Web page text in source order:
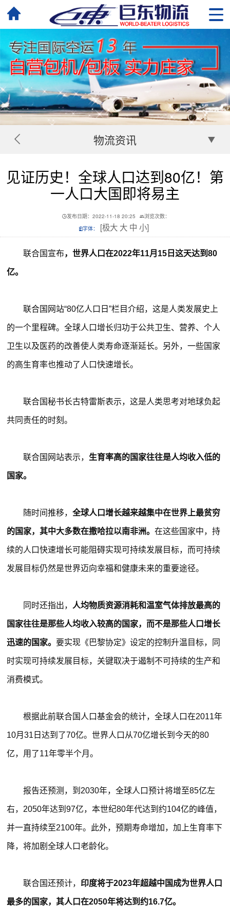
物流资讯
见证历史！全球人口达到80亿！第
一人口大国即将易主
发布日期：2022-11-18 20:25
浏览次数：
字体：
[极大 大 中 小]
联合国宣布，世界人口在2022年11月15日这天达到80
亿。
联合国网站“80亿人口日”栏目介绍，这是人类发展史上
的一个里程碑。全球人口增长归功于公共卫生、营养、个人
卫生以及医药的改善使人类寿命逐渐延长。另外，一些国家
的高生育率也推动了人口快速增长。
联合国秘书长古特雷斯表示，这是人类思考对地球负起
共同责任的时刻。
联合国网站表示，生育率高的国家往往是人均收入低的
国家。
随时间推移，全球人口增长越来越集中在世界上最贫穷
的国家，其中大多数在撒哈拉以南非洲。在这些国家中，持
续的人口快速增长可能阻碍实现可持续发展目标，而可持续
发展目标仍然是世界迈向幸福和健康未来的重要途径。
同时还指出， 人均物质资源消耗和温室气体排放最高的
国家往往是那些人均收入较高的国家，而不是那些人口增长
迅速的国家。要实现《巴黎协定》设定的控制升温目标，同
时实现可持续发展目标，关键取决于遏制不可持续的生产和
消费模式。
根据此前联合国人口基金会的统计，全球人口在2011年
10月31日达到了70亿。世界人口从70亿增长到今天的80
亿，用了11年零半个月。
报告还预测，到2030年，全球人口预计将增至85亿左
右，2050年达到97亿，本世纪80年代达到约104亿的峰值，
并一直持续至2100年。此外，预期寿命增加，加上生育率下
降，将加剧全球人口老龄化。
联合国还预计， 印度将于2023年超越中国成为世界人口
最多的国家，其人口在2050年将达到约16.7亿。